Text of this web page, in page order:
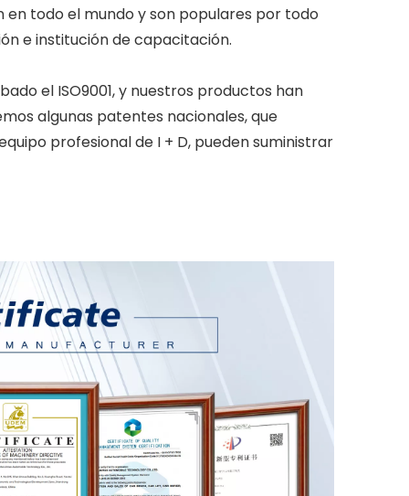
en todo el mundo y son populares por todo
e institución de capacitación.
el ISO9001, y nuestros productos han
algunas patentes nacionales, que
profesional de I + D, pueden suministrar